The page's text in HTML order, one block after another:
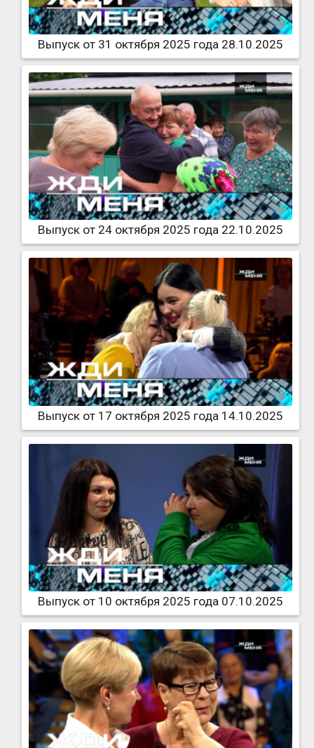
Выпуск от 31 октября 2025 года 28.10.2025
Выпуск от 24 октября 2025 года 22.10.2025
Выпуск от 17 октября 2025 года 14.10.2025
Выпуск от 10 октября 2025 года 07.10.2025